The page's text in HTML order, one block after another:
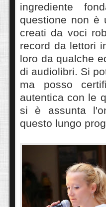
ingrediente
questione non è
creati da voci
record da lettori
loro da qualche
di audiolibri. Si
ma posso
autentica con le
si è assunta
questo lungo